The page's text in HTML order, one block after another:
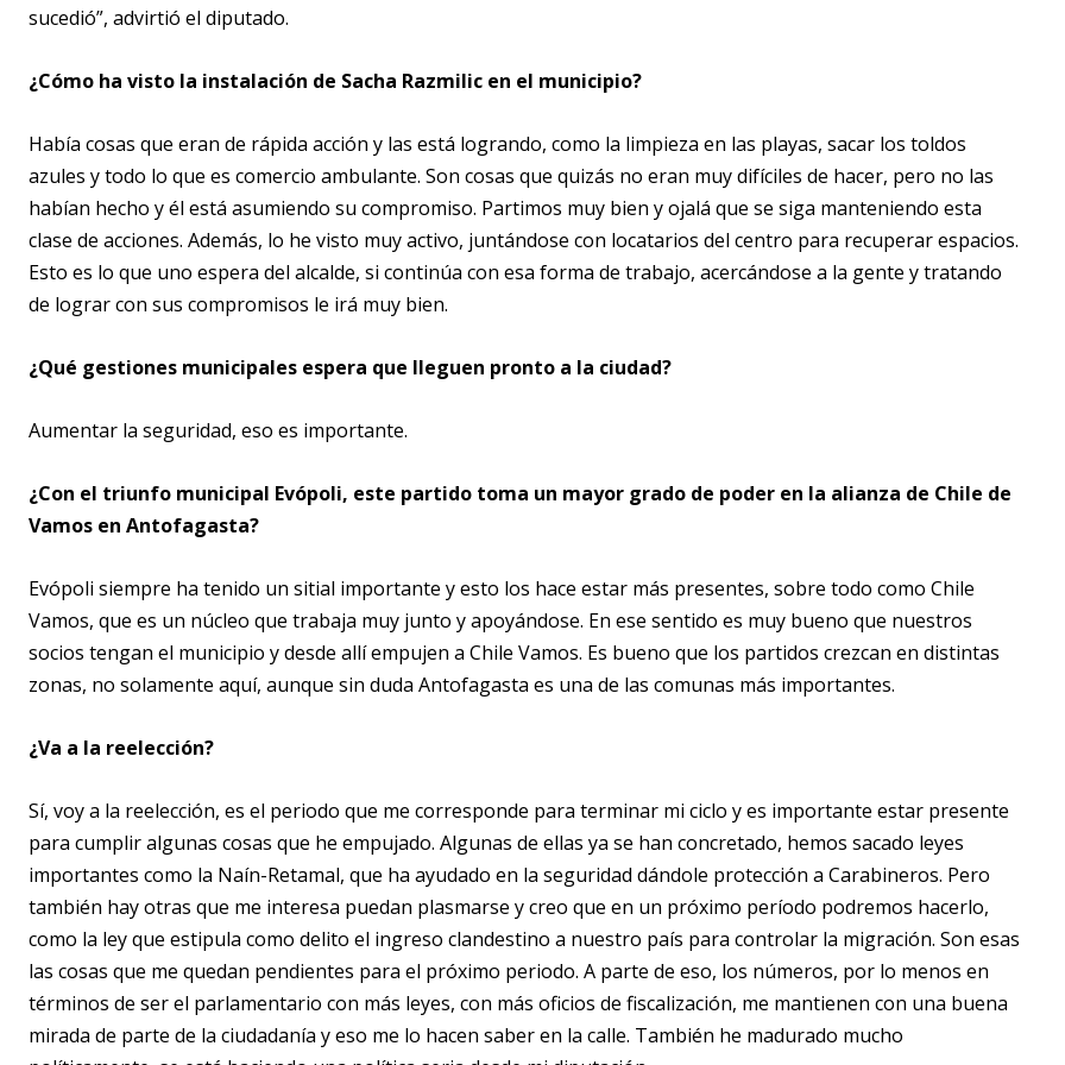
sucedió”, advirtió el diputado.
¿Cómo ha visto la instalación de Sacha Razmilic en el municipio?
Había cosas que eran de rápida acción y las está logrando, como la limpieza en las playas, sacar los toldos
azules y todo lo que es comercio ambulante. Son cosas que quizás no eran muy difíciles de hacer, pero no las
habían hecho y él está asumiendo su compromiso. Partimos muy bien y ojalá que se siga manteniendo esta
clase de acciones. Además, lo he visto muy activo, juntándose con locatarios del centro para recuperar espacios.
Esto es lo que uno espera del alcalde, si continúa con esa forma de trabajo, acercándose a la gente y tratando
de lograr con sus compromisos le irá muy bien.
¿Qué gestiones municipales espera que lleguen pronto a la ciudad?
Aumentar la seguridad, eso es importante.
¿Con el triunfo municipal Evópoli, este partido toma un mayor grado de poder en la alianza de Chile de
Vamos en Antofagasta?
Evópoli siempre ha tenido un sitial importante y esto los hace estar más presentes, sobre todo como Chile
Vamos, que es un núcleo que trabaja muy junto y apoyándose. En ese sentido es muy bueno que nuestros
socios tengan el municipio y desde allí empujen a Chile Vamos. Es bueno que los partidos crezcan en distintas
zonas, no solamente aquí, aunque sin duda Antofagasta es una de las comunas más importantes.
¿Va a la reelección?
Sí, voy a la reelección, es el periodo que me corresponde para terminar mi ciclo y es importante estar presente
para cumplir algunas cosas que he empujado. Algunas de ellas ya se han concretado, hemos sacado leyes
importantes como la Naín-Retamal, que ha ayudado en la seguridad dándole protección a Carabineros. Pero
también hay otras que me interesa puedan plasmarse y creo que en un próximo período podremos hacerlo,
como la ley que estipula como delito el ingreso clandestino a nuestro país para controlar la migración. Son esas
las cosas que me quedan pendientes para el próximo periodo. A parte de eso, los números, por lo menos en
términos de ser el parlamentario con más leyes, con más oficios de fiscalización, me mantienen con una buena
mirada de parte de la ciudadanía y eso me lo hacen saber en la calle. También he madurado mucho